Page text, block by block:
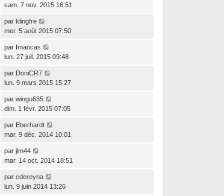
sam. 7 nov. 2015 16:51
par klingfre
mer. 5 août 2015 07:50
par Imancas
lun. 27 juil. 2015 09:48
par DoniCR7
lun. 9 mars 2015 15:27
par wingu635
dim. 1 févr. 2015 07:05
par Eberhardt
mar. 9 déc. 2014 10:01
par jlm44
mar. 14 oct. 2014 18:51
par cdereyna
lun. 9 juin 2014 13:26